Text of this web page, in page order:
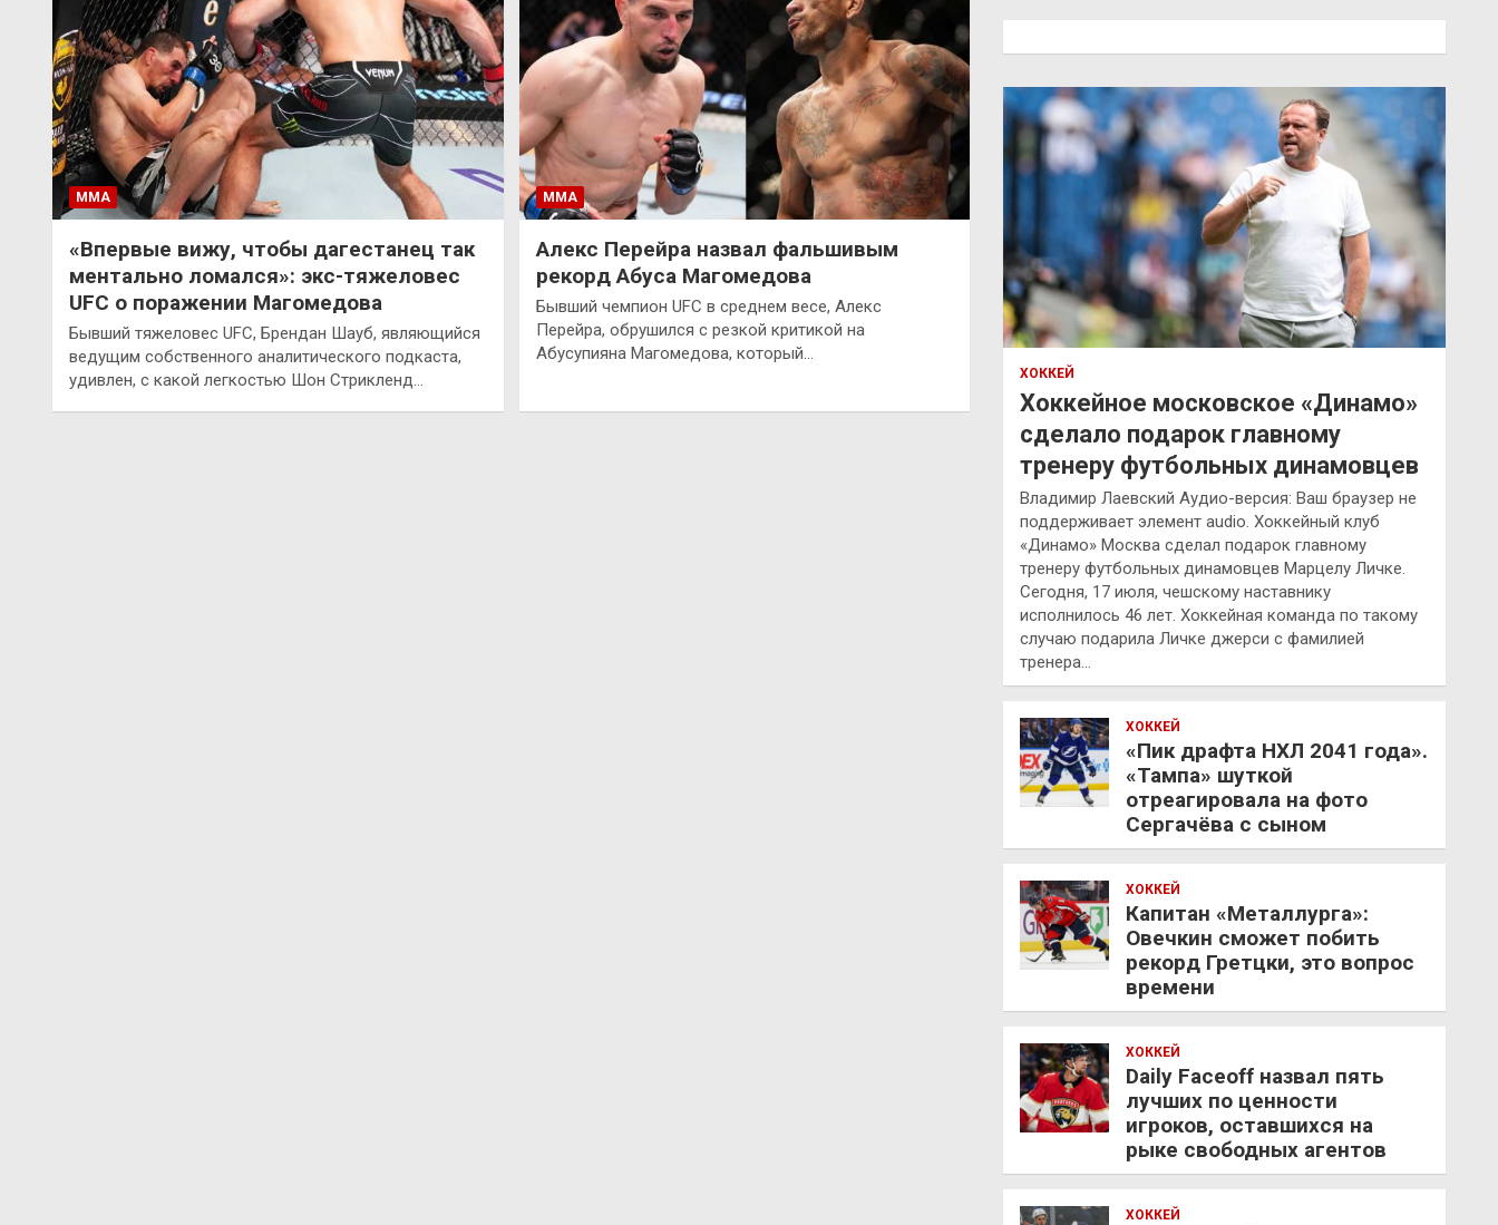
ММА
«Впервые вижу, чтобы дагестанец так
ментально ломался»: экс-тяжеловес
UFC о поражении Магомедова
Бывший тяжеловес UFC, Брендан Шауб, являющийся
ведущим собственного аналитического подкаста,
удивлен, с какой легкостью Шон Стрикленд…
ММА
Алекс Перейра назвал фальшивым
рекорд Абуса Магомедова
Бывший чемпион UFC в среднем весе, Алекс
Перейра, обрушился с резкой критикой на
Абусупияна Магомедова, который…
ХОККЕЙ
Хоккейное московское «Динамо»
сделало подарок главному
тренеру футбольных динамовцев
Владимир Лаевский Аудио-версия: Ваш браузер не
поддерживает элемент audio. Хоккейный клуб
«Динамо» Москва сделал подарок главному
тренеру футбольных динамовцев Марцелу Личке.
Сегодня, 17 июля, чешскому наставнику
исполнилось 46 лет. Хоккейная команда по такому
случаю подарила Личке джерси с фамилией
тренера…
ХОККЕЙ
«Пик драфта НХЛ 2041 года».
«Тампа» шуткой
отреагировала на фото
Сергачёва с сыном
ХОККЕЙ
Капитан «Металлурга»:
Овечкин сможет побить
рекорд Гретцки, это вопрос
времени
ХОККЕЙ
Daily Faceoff назвал пять
лучших по ценности
игроков, оставшихся на
рыке свободных агентов
ХОККЕЙ